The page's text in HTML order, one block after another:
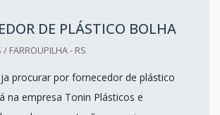
DE PLÁSTICO BOLHA
FARROUPILHA - RS
procurar por fornecedor de plástico
na empresa Tonin Plásticos e